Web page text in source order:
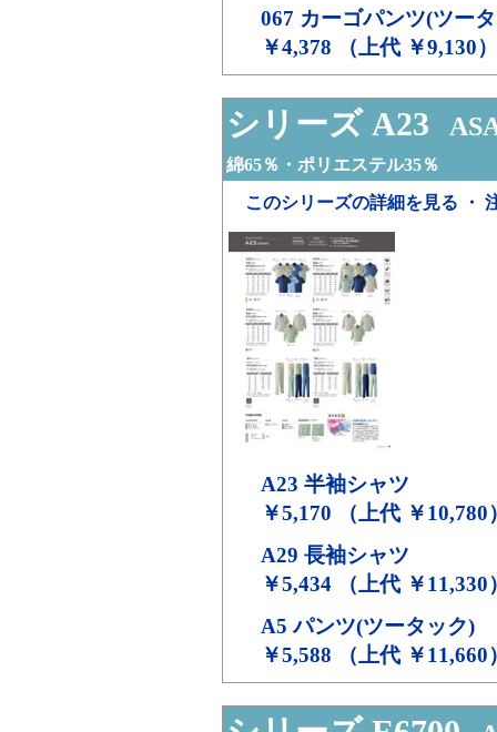
067 カーゴパンツ(ツー
￥4,378 （上代 ￥9,130）
シリーズ A23
綿65％・ポリエステル35％
このシリーズの詳細を見る ・
A23 半袖シャツ
￥5,170 （上代 ￥10,780
A29 長袖シャツ
￥5,434 （上代 ￥11,330
A5 パンツ(ツータック)
￥5,588 （上代 ￥11,660